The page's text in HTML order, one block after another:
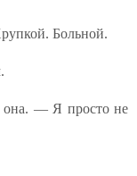
Больной.
— Я просто не